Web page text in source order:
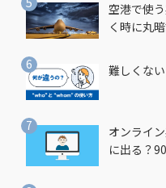
空港で使
く時に丸
難しくな
オンライ
に出る？